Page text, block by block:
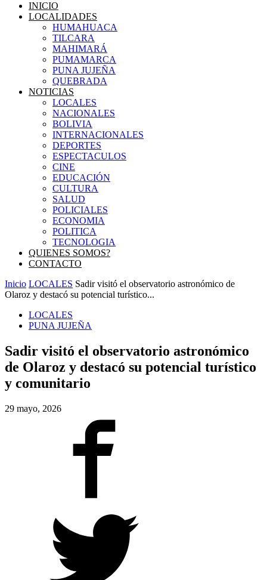
INICIO
LOCALIDADES
HUMAHUACA
TILCARA
MAHIMARÁ
PUMAMARCA
PUNA JUJEÑA
QUEBRADA
NOTICIAS
LOCALES
NACIONALES
BOLIVIA
INTERNACIONALES
DEPORTES
ESPECTACULOS
CINE
EDUCACIÓN
CULTURA
SALUD
POLICIALES
ECONOMIA
POLITICA
TECNOLOGIA
QUIENES SOMOS?
CONTACTO
Inicio LOCALES Sadir visitó el observatorio astronómico de
Olaroz y destacó su potencial turístico...
LOCALES
PUNA JUJEÑA
Sadir visitó el observatorio astronómico
de Olaroz y destacó su potencial turístico
y comunitario
29 mayo, 2026